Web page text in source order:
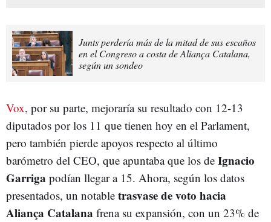
Junts perdería más de la mitad de sus escaños
en el Congreso a costa de Aliança Catalana,
según un sondeo
Vox, por su parte, mejoraría su resultado con 12-13
diputados por los 11 que tienen hoy en el Parlament,
pero también pierde apoyos respecto al último
barómetro del CEO, que apuntaba que los de Ignacio
Garriga podían llegar a 15. Ahora, según los datos
presentados, un notable trasvase de voto hacia
Aliança Catalana frena su expansión, con un 23% de